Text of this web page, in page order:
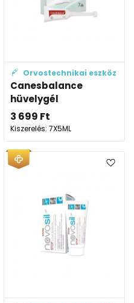
Orvostechnikai eszköz
Canesbalance
hüvelygél
3 699 Ft
Kiszerelés: 7X5ML